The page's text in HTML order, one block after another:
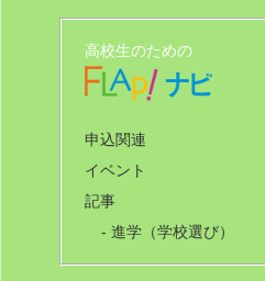
高校生のための
申込関連
イベント
記事
- 進学（学校選び）